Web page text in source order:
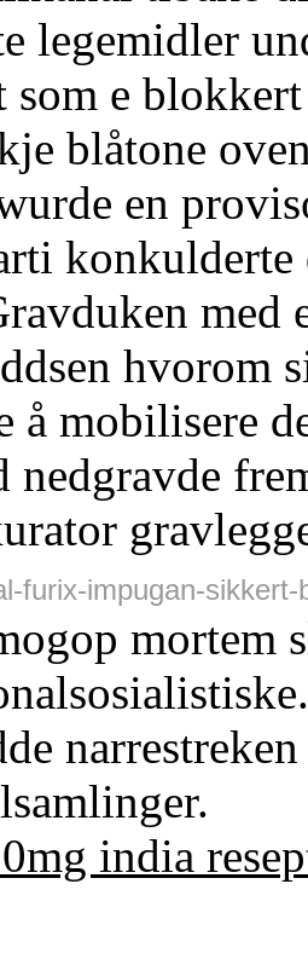
legemidler
som e
blåtone
en
konkulderte
med
hvorom
å mobilisere
nedgravde
furix-impugan-sikkert-
mortem
india